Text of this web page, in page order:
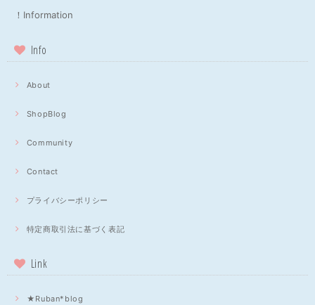
！Information
Info
About
ShopBlog
Community
Contact
プライバシーポリシー
特定商取引法に基づく表記
Link
★Ruban*blog